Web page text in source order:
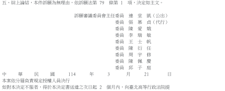
五、綜上論結，本件訴願為無理由，依訴願法第 79 條第 1 項，決定如主文。
訴願審議委員會主任委員 連 堂 凱（公出）
委員 張 慕 貞（代行）
委員 陳 愛 娥
委員 李 瑞 敏
委員 王 士 帆
委員 陳 衍 任
委員 周 宇 修
委員 陳 佩 慶
委員 邱 子 庭
中 華 民 國 114 年 3 月 21 日
本案依分層負責規定授權人員決行
如對本決定不服者，得於本決定書送達之次日起 2 個月內，向臺北高等行政法院提